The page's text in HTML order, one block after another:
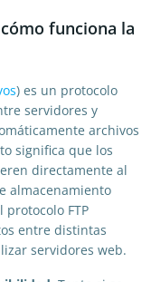
funciona la
) es un protocolo
servidores y
archivos
significa que los
directamente al
almacenamiento
FTP
entre distintas
servidores web.